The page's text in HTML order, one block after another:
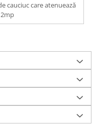
cauciuc care atenuează